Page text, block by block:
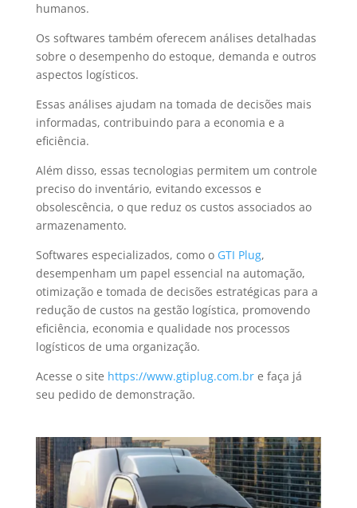
humanos.
Os softwares também oferecem análises detalhadas
sobre o desempenho do estoque, demanda e outros
aspectos logísticos.
Essas análises ajudam na tomada de decisões mais
informadas, contribuindo para a economia e a
eficiência.
Além disso, essas tecnologias permitem um controle
preciso do inventário, evitando excessos e
obsolescência, o que reduz os custos associados ao
armazenamento.
Softwares especializados, como o GTI Plug,
desempenham um papel essencial na automação,
otimização e tomada de decisões estratégicas para a
redução de custos na gestão logística, promovendo
eficiência, economia e qualidade nos processos
logísticos de uma organização.
Acesse o site https://www.gtiplug.com.bre faça já
seu pedido de demonstração.